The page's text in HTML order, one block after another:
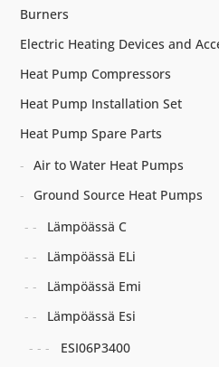
Burners
Electric Heating Devices and
Heat Pump Compressors
Heat Pump Installation Set
Heat Pump Spare Parts
Air to Water Heat Pumps
Ground Source Heat Pumps
Lämpöässä C
Lämpöässä ELi
Lämpöässä Emi
Lämpöässä Esi
ESI06P3400